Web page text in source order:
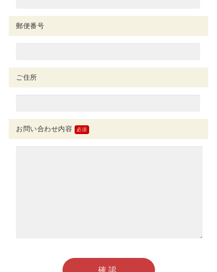
郵便番号
ご住所
お問い合わせ内容